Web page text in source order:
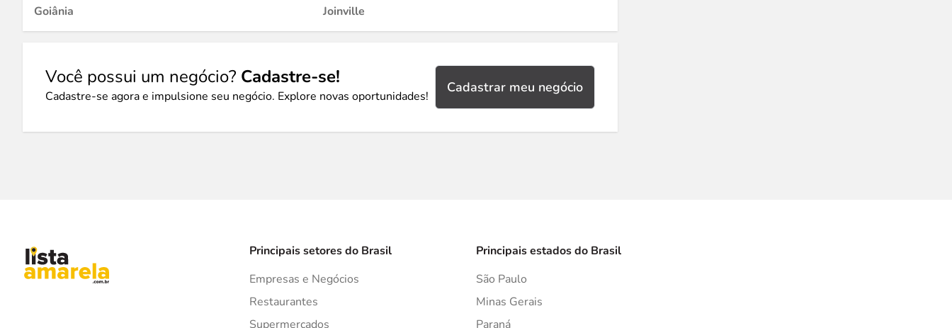
Goiânia
Joinville
Você possui um negócio? Cadastre-se!
Cadastre-se agora e impulsione seu negócio. Explore novas oportunidades!
Cadastrar meu negócio
Principais setores do Brasil
Empresas e Negócios
Restaurantes
Supermercados
Principais estados do Brasil
São Paulo
Minas Gerais
Paraná